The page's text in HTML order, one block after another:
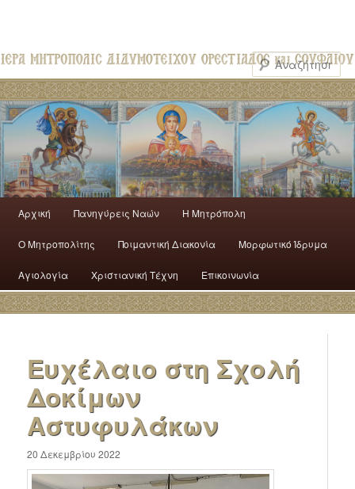
Αρχική Πανηγύρεις Ναών H Mητρόπολη
Ο Mητροπολίτης Ποιμαντική Διακονία Μορφωτικό Ίδρυμα
Αγιολογία Χριστιανική Τέχνη Επικοινωνία
Ευχέλαιο στη Σχολή
Δοκίμων
Αστυφυλάκων
20 Δεκεμβρίου 2022